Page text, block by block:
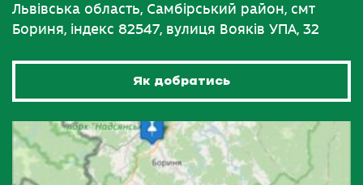
Львівська область, Самбірський район, смт
Бориня, індекс 82547, вулиця Вояків УПА, 32
Як добратись